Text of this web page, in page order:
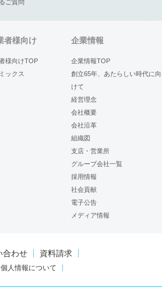
ご質問
者様向け
様向けTOP
ックス
企業情報
企業情報TOP
創立65年、あたらしい時代に向
けて
経営理念
会社概要
会社沿革
組織図
支店・営業所
グループ会社一覧
採用情報
社会貢献
電子公告
メディア情報
合わせ 資料請求
個人情報について